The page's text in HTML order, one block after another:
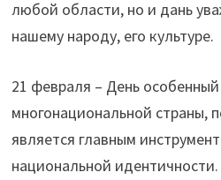
любой области, но и дань
нашему народу, его культуре.
21 февраля – День
многонациональной страны,
является главным
национальной